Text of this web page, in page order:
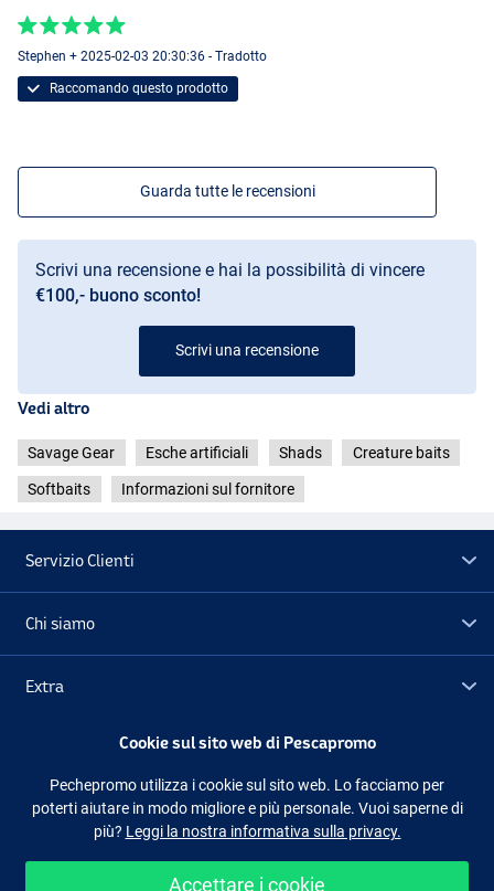
Stephen + 2025-02-03 20:30:36 - Tradotto
Raccomando questo prodotto
Guarda tutte le recensioni
Scrivi una recensione e hai la possibilità di vincere
€100,- buono sconto!
Scrivi una recensione
Vedi altro
Savage Gear Esche artificiali Shads Creature baits
Softbaits Informazioni sul fornitore
Servizio Clienti
Chi siamo
Extra
Seguici Facebook Instagram
Cookie sul sito web di Pescapromo
Pechepromo utilizza i cookie sul sito web. Lo facciamo per
poterti aiutare in modo migliore e più personale. Vuoi saperne di
più? Leggi la nostra informativa sulla privacy.
Accettare i cookie